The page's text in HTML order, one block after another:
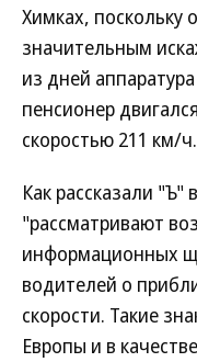
Химках, поскольку
значительным
из дней
пенсионер
скоростью 211 км/ч.
Как рассказали
"рассматривают
информационных
водителей о
скорости. Такие
Европы и в